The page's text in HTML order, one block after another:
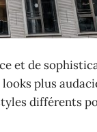
et de
plus
différents